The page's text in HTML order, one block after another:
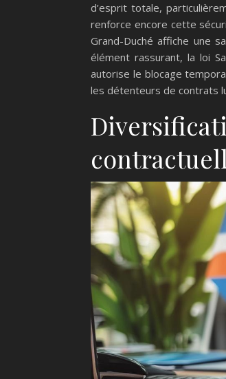
d’esprit totale,
renforce encore cette
Grand-Duché affiche une
élément rassurant, la loi
autorise le blocage
les détenteurs de contrats